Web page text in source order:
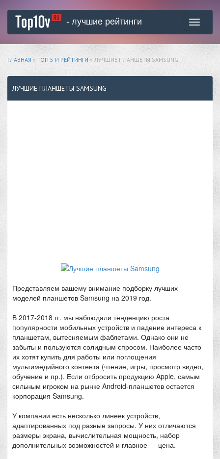
Toggle
- лучшие рейтинги
ГЛАВНАЯ »ТОП 5 И РЕЙТИНГИ» ЛУЧШИЕ ПЛАНШЕТЫ SAMSUNG
ЛУЧШИЕ ПЛАНШЕТЫ SAMSUNG
Представляем вашему внимание подборку лучших
моделей планшетов Samsung на 2019 год.
В 2017-2018 гг. мы наблюдали тенденцию роста
популярности мобильных устройств и падение интереса к
планшетам, вытесняемым фаблетами. Однако они не
забыты и пользуются солидным спросом. Наиболее часто
их хотят купить для работы или поглощения
мультимедийного контента (чтение, игры, просмотр видео,
обучение и пр.). Если отбросить продукцию Apple, самым
сильным игроком на рынке Android-планшетов остается
корпорация Samsung.
У компании есть несколько линеек устройств,
адаптированных под разные запросы. У них отличаются
размеры экрана, вычислительная мощность, набор
дополнительных возможностей и главное — цена.